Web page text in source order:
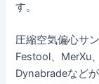
す。
圧縮空気偏心サ
Festool、MerXu
Dynabradeなど